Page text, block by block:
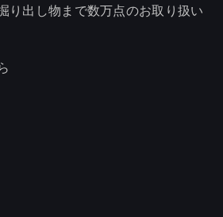
り出し物まで数万点のお取り扱い